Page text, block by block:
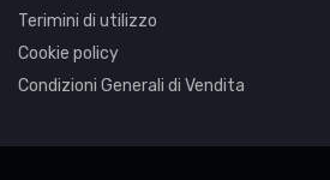
Terimini di utilizzo
Cookie policy
Condizioni Generali di Vendita